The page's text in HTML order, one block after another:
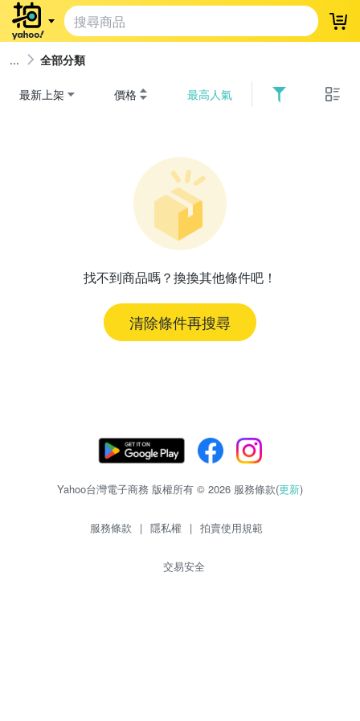
登
全部分類
最新上架 價格 最高人氣
找不到商品嗎？換換其他條件吧！
清除條件再搜尋
Yahoo台灣電子商務 版權所有 © 2026 服務條款(更新)
服務條款 | 隱私權 | 拍賣使用規範
交易安全